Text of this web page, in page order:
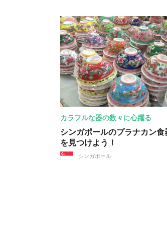
カラフルな器の数々に心躍る
シンガポールのプラナカン
を見つけよう！
シンガポール